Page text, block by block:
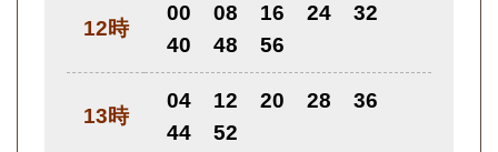
12時
00 08 16 24
32
40
48 56
13時
04 12 20 28
36
44
52